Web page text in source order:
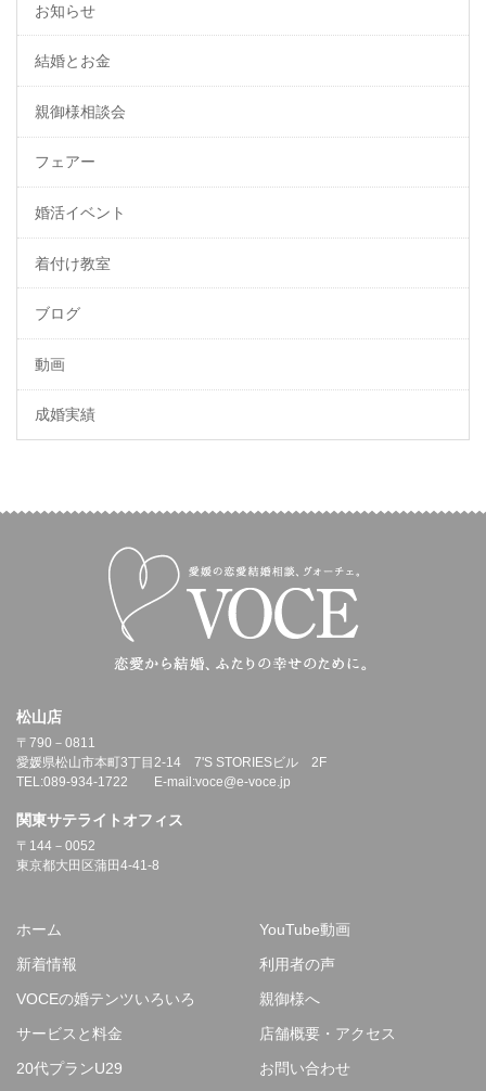
お知らせ
結婚とお金
親御様相談会
フェアー
婚活イベント
着付け教室
ブログ
動画
成婚実績
松山店
〒790－0811
愛媛県松山市本町3丁目2-14 7'S STORIESビル 2F
TEL:089-934-1722 E-mail:voce@e-voce.jp
関東サテライトオフィス
〒144－0052
東京都大田区蒲田4-41-8
ホーム
新着情報
VOCEの婚テンツいろいろ
サービスと料金
20代プランU29
YouTube動画
利用者の声
親御様へ
店舗概要・アクセス
お問い合わせ